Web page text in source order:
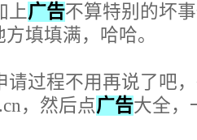
上广告不算特别的坏
填填满，哈哈。
过程不用再说了吧，
，然后点广告大全，